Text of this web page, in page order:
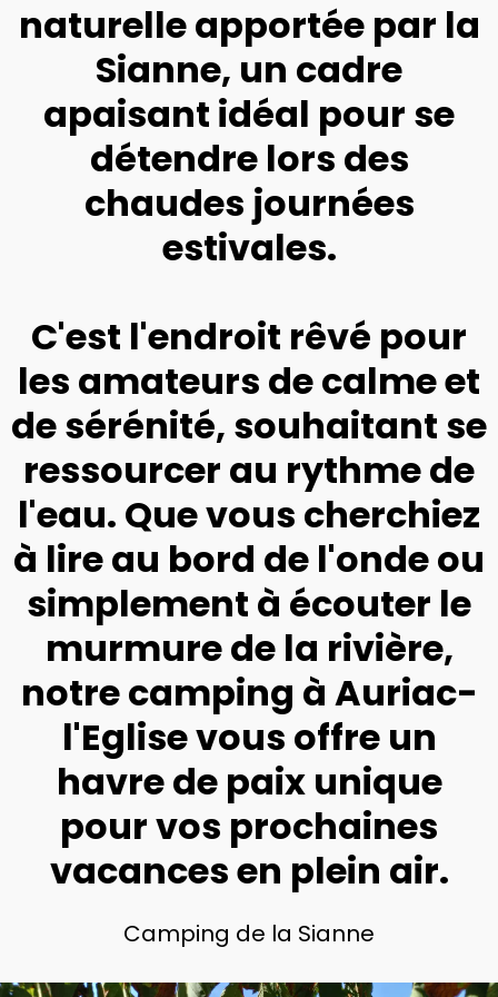
naturelle apportée par la
Sianne, un cadre
apaisant idéal pour se
détendre lors des
chaudes journées
estivales.
C'est l'endroit rêvé pour
les amateurs de calme et
de sérénité, souhaitant se
ressourcer au rythme de
l'eau. Que vous cherchiez
à lire au bord de l'onde ou
simplement à écouter le
murmure de la rivière,
notre camping à Auriac-
l'Eglise vous offre un
havre de paix unique
pour vos prochaines
vacances en plein air.
Camping de la Sianne